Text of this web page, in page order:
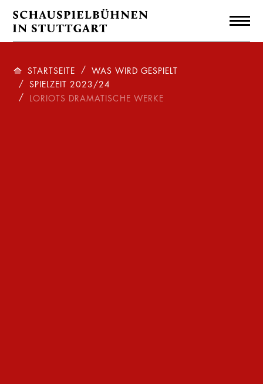
STARTSEITE
WAS WIRD GESPIELT
SPIELZEIT 2023/24
LORIOTS DRAMATISCHE WERKE